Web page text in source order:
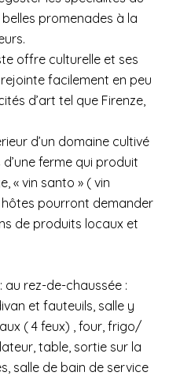
promenades à la
offre culturelle et ses
facilement en peu
d’art tel que Firenze,
d’un domaine cultivé
ferme qui produit
« vin santo » ( vin
hôtes pourront demander
de produits locaux et
au rez-de-chaussée :
et fauteuils, salle y
( 4 feux) , four, frigo/
table, sortie sur la
salle de bain de service